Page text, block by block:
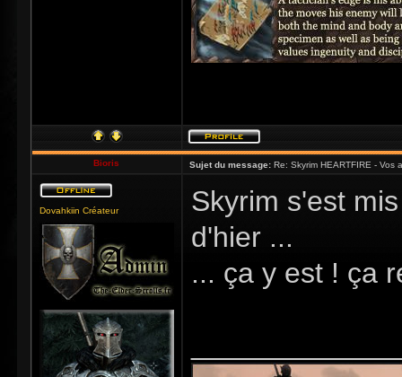
Bioris Sujet du message: Re: Skyrim HEARTFIRE - Vos
Dovahkiin Créateur
Skyrim s'est
d'hier ...
... ça y est ! ça